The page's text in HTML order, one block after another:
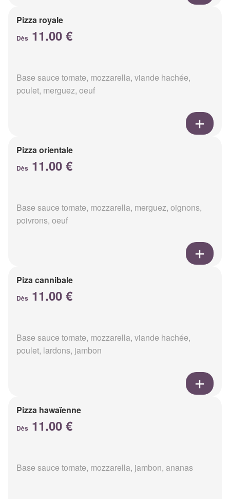
Pizza royale
Dès 11.00 €
Base sauce tomate, mozzarella, viande hachée,
poulet, merguez, oeuf
Pizza orientale
Dès 11.00 €
Base sauce tomate, mozzarella, merguez, oignons,
poivrons, oeuf
Piza cannibale
Dès 11.00 €
Base sauce tomate, mozzarella, viande hachée,
poulet, lardons, jambon
Pizza hawaïenne
Dès 11.00 €
Base sauce tomate, mozzarella, jambon, ananas